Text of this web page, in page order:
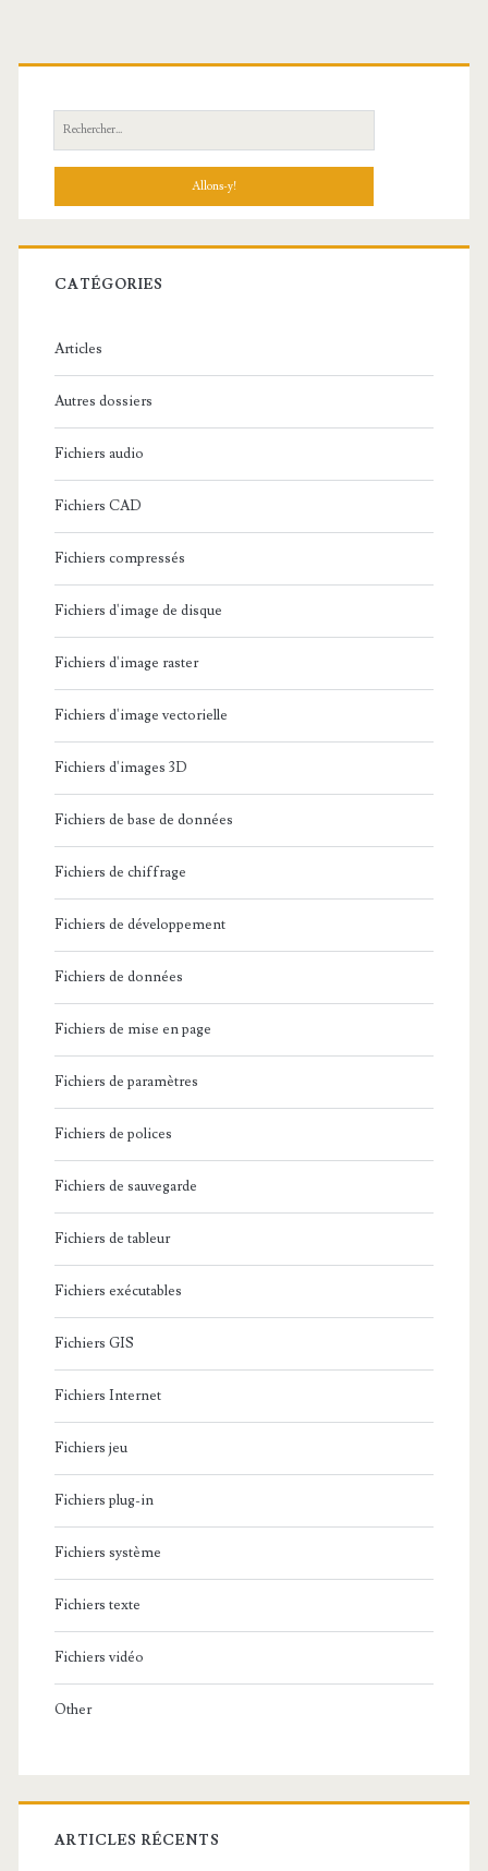
R
e
h
r
c
:
CATÉGORIES
Articles
Autres dossiers
Fichiers audio
Fichiers CAD
Fichiers compressés
Fichiers d'image de disque
Fichiers d'image raster
Fichiers d'image vectorielle
Fichiers d'images 3D
Fichiers de base de données
Fichiers de chiffrage
Fichiers de développement
Fichiers de données
Fichiers de mise en page
Fichiers de paramètres
Fichiers de polices
Fichiers de sauvegarde
Fichiers de tableur
Fichiers exécutables
Fichiers GIS
Fichiers Internet
Fichiers jeu
Fichiers plug-in
Fichiers système
Fichiers texte
Fichiers vidéo
Other
ARTICLES RÉCENTS